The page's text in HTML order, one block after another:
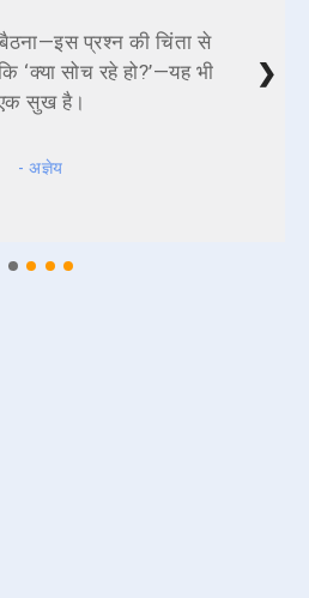
प्रश्न की चिंता से
‘क्या सोच रहे हो?’—यह भी
सुख है।
- अज्ञेय
❯